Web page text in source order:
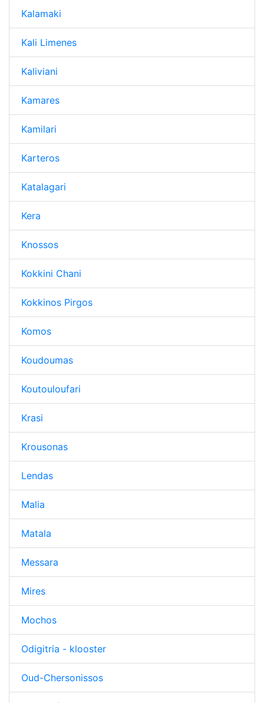
Kalamaki
Kali Limenes
Kaliviani
Kamares
Kamilari
Karteros
Katalagari
Kera
Knossos
Kokkini Chani
Kokkinos Pirgos
Komos
Koudoumas
Koutouloufari
Krasi
Krousonas
Lendas
Malia
Matala
Messara
Mires
Mochos
Odigitria - klooster
Oud-Chersonissos